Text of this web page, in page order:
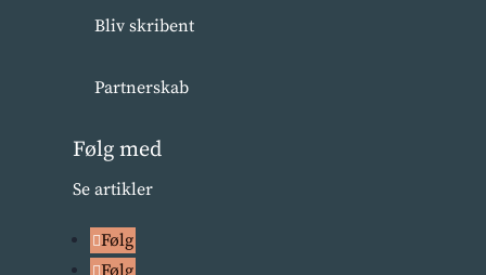
Bliv skribent
Partnerskab
Følg med
Se artikler
Følg